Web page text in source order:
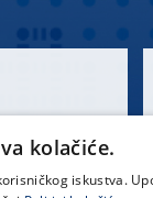
kolačiće.
iskustva.